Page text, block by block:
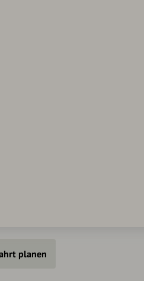
planen